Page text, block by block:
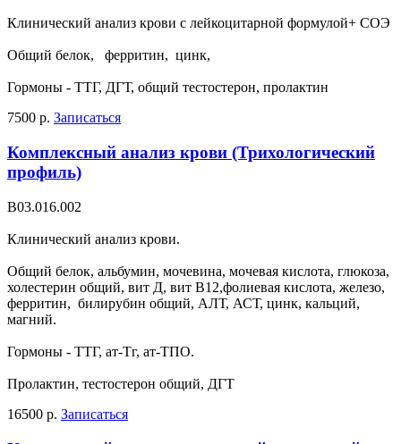
Клинический анализ крови с лейкоцитарной формулой+ СОЭ
Общий белок, ферритин, цинк,
Гормоны - ТТГ, ДГТ, общий тестостерон, пролактин
7500 р. Записаться
Комплексный анализ крови (Трихологический
профиль)
В03.016.002
Клинический анализ крови.
Общий белок, альбумин, мочевина, мочевая кислота, глюкоза,
холестерин общий, вит Д, вит В12,фолиевая кислота, железо,
ферритин, билирубин общий, АЛТ, АСТ, цинк, кальций,
магний.
Гормоны - ТТГ, ат-Тг, ат-ТПО.
Пролактин, тестостерон общий, ДГТ
16500 р. Записаться